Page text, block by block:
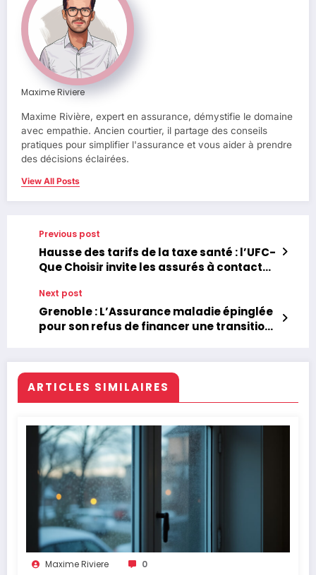
Maxime Riviere
Maxime Rivière, expert en assurance, démystifie le domaine
avec empathie. Ancien courtier, il partage des conseils
pratiques pour simplifier l'assurance et vous aider à prendre
des décisions éclairées.
View All Posts
Previous post
Hausse des tarifs de la taxe santé : l’UFC-
Que Choisir invite les assurés à contacter
leurs droits
Next post
Grenoble : L’Assurance maladie épinglée
pour son refus de financer une transition
ARTICLES SIMILAIRES
Maxime Riviere 0